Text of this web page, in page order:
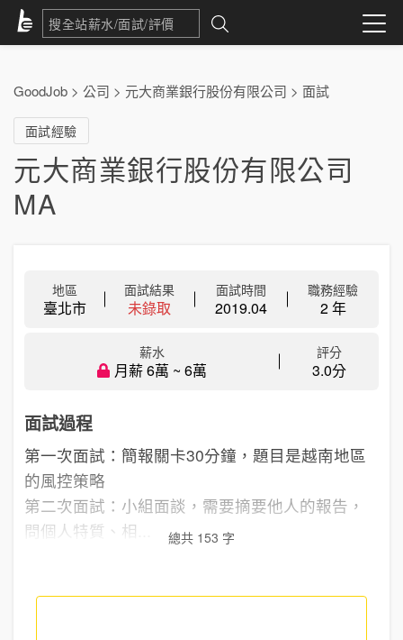
GoodJob > 公司 > 元大商業銀行股份有限公司 > 面試
面試經驗
元大商業銀行股份有限公司
MA
地區
臺北市
面試結果
未錄取
面試時間
2019.04
職務經驗
2 年
薪水
月薪 6萬 ~ 6萬
評分
3.0分
面試過程
第一次面試：簡報關卡30分鐘，題目是越南地區
的風控策略
第二次面試：小組面談，需要摘要他人的報告，
問個人特質、相...
總共 153 字